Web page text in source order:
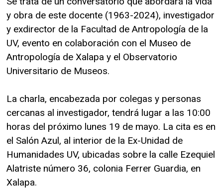
y obra de este docente (1963-2024), investigador
y exdirector de la Facultad de Antropología de la
UV, evento en colaboración con el Museo de
Antropología de Xalapa y el Observatorio
Universitario de Museos.
La charla, encabezada por colegas y personas
cercanas al investigador, tendrá lugar a las 10:00
horas del próximo lunes 19 de mayo. La cita es en
el Salón Azul, al interior de la Ex-Unidad de
Humanidades UV, ubicadas sobre la calle Ezequiel
Alatriste número 36, colonia Ferrer Guardia, en
Xalapa.